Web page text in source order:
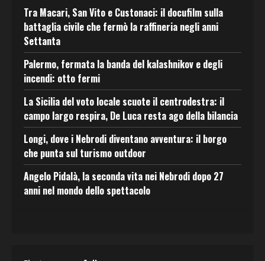
Tra Macari, San Vito e Custonaci: il docufilm sulla
battaglia civile che fermò la raffineria negli anni
Settanta
Palermo, fermata la banda del kalashnikov e degli
incendi: otto fermi
La Sicilia del voto locale scuote il centrodestra: il
campo largo respira, De Luca resta ago della bilancia
Longi, dove i Nebrodi diventano avventura: il borgo
che punta sul turismo outdoor
Angelo Pidalà, la seconda vita nei Nebrodi dopo 27
anni nel mondo dello spettacolo